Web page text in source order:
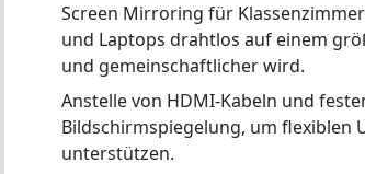
Screen Mirroring für
und Laptops drahtlos auf einem
und gemeinschaftlicher wird.
Anstelle von HDMI-Kabeln und
Bildschirmspiegelung, um flexiblen
unterstützen.